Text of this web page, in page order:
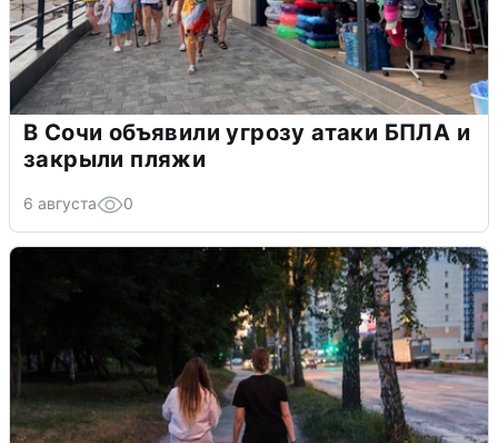
В Сочи объявили угрозу атаки БПЛА и
закрыли пляжи
6 августа 0